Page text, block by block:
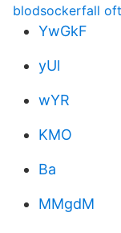
blodsockerfall
YwGkF
yUl
wYR
KMO
Ba
MMgdM